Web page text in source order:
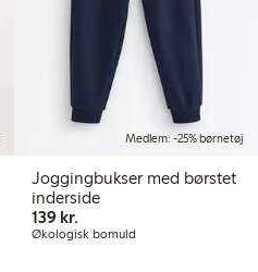
Medlem: -25% børnetøj
Joggingbukser med børstet
inderside
139 kr.139,00 kr.
Økologisk bomuld